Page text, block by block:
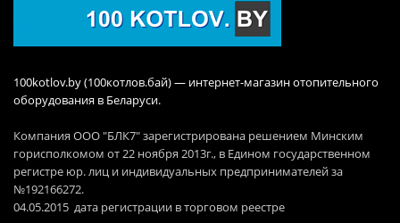
100kotlov.by (100котлов.бай) — интернет-магазин отопительного
оборудования в Беларуси.
Компания ООО "БЛК7" зарегистрирована решением Минским
горисполкомом от 22 ноября 2013г., в Едином государственном
регистре юр. лиц и индивидуальных предпринимателей за
№192166272.
04.05.2015 дата регистрации в торговом реестре